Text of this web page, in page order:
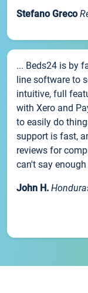
Stefano Greco
... Beds24 is by
line software to
intuitive, full
with Xero and
to easily do
support is fast,
reviews for
can't say
John H.